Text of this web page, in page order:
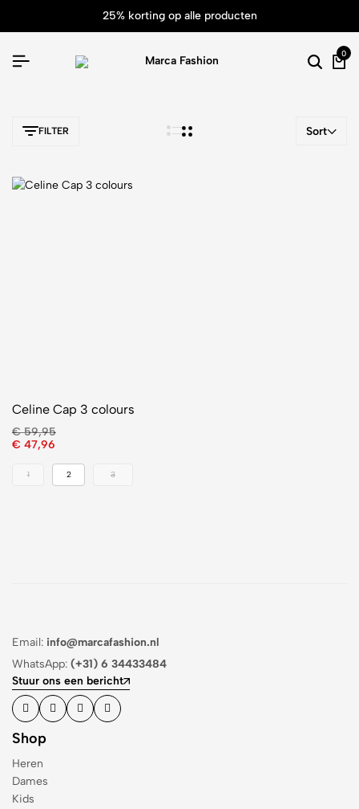
25% korting op alle producten
0
FILTER Sort
Celine Cap 3 colours
€59,95
€ 47,96
1 2 3
Email: info@marcafashion.nl
WhatsApp: (+31) 6 34433484
Stuur ons een bericht
Shop
Heren
Dames
Kids